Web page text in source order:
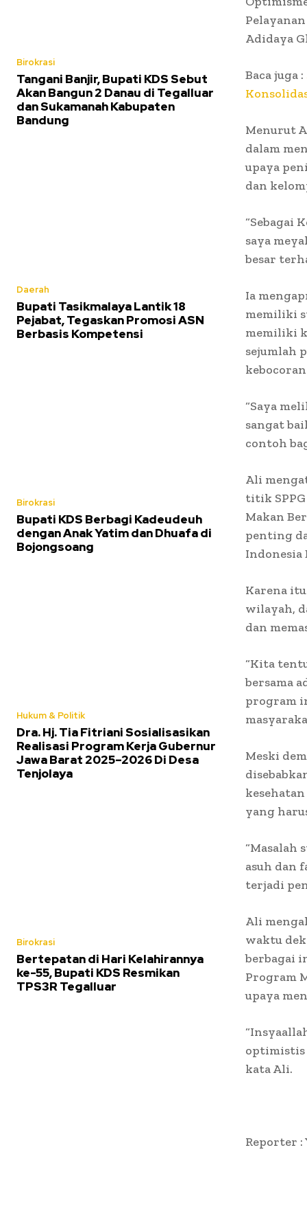
Birokrasi
Tangani Banjir, Bupati KDS Sebut
Akan Bangun 2 Danau di Tegalluar
dan Sukamanah Kabupaten
Bandung
Daerah
Bupati Tasikmalaya Lantik 18
Pejabat, Tegaskan Promosi ASN
Berbasis Kompetensi
Birokrasi
Bupati KDS Berbagi Kadeudeuh
dengan Anak Yatim dan Dhuafa di
Bojongsoang
Hukum & Politik
Dra. Hj. Tia Fitriani Sosialisasikan
Realisasi Program Kerja Gubernur
Jawa Barat 2025–2026 Di Desa
Tenjolaya
Birokrasi
Bertepatan di Hari Kelahirannya
ke-55, Bupati KDS Resmikan
TPS3R Tegalluar
Adidaya
Baca juga :
Menurut
dalam
upaya
dan
“Sebagai
saya
besar
Ia
memiliki
memiliki
sejumlah
“Saya
sangat
contoh
Ali
titik
Makan
penting
Indonesia
Karena
wilayah,
dan
“Kita
bersama
program
Meski
yang
“Masalah
asuh dan
terjadi
Ali
waktu
berbagai
Program
upaya
optimistis
kata Ali.
Reporter :